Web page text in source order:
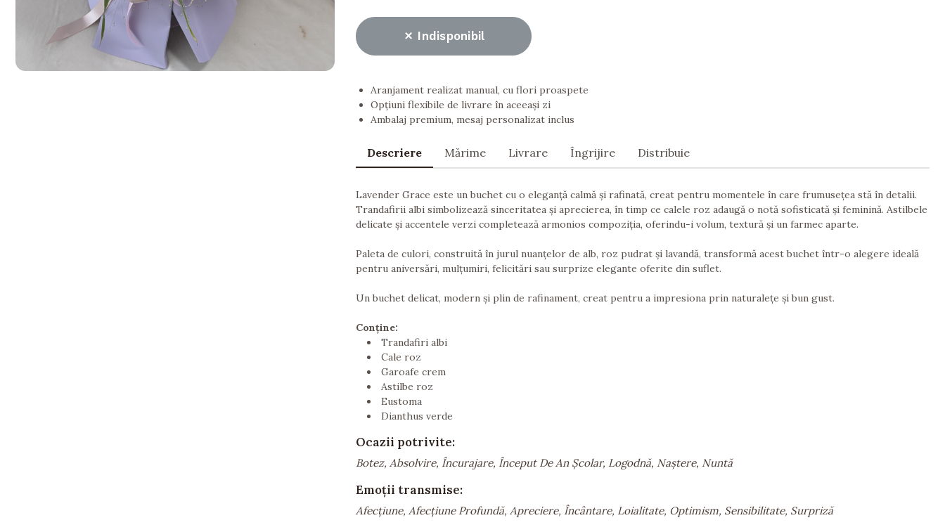
Indisponibil
Aranjament realizat manual, cu flori proaspete
Opțiuni flexibile de livrare în aceeași zi
Ambalaj premium, mesaj personalizat inclus
Descriere Mărime Livrare Îngrijire Distribuie
Lavender Grace este un buchet cu o eleganță calmă și rafinată, creat pentru momentele în care frumusețea stă în detalii.
Trandafirii albi simbolizează sinceritatea și aprecierea, în timp ce calele roz adaugă o notă sofisticată și feminină. Astilbele
delicate și accentele verzi completează armonios compoziția, oferindu-i volum, textură și un farmec aparte.
Paleta de culori, construită în jurul nuanțelor de alb, roz pudrat și lavandă, transformă acest buchet într-o alegere ideală
pentru aniversări, mulțumiri, felicitări sau surprize elegante oferite din suflet.
Un buchet delicat, modern și plin de rafinament, creat pentru a impresiona prin naturalețe și bun gust.
Conține:
Trandafiri albi
Cale roz
Garoafe crem
Astilbe roz
Eustoma
Dianthus verde
Ocazii potrivite:
Botez, Absolvire, Încurajare, Început De An Școlar, Logodnă, Naștere, Nuntă
Emoții transmise:
Afecțiune, Afecțiune Profundă, Apreciere, Încântare, Loialitate, Optimism, Sensibilitate, Surpriză